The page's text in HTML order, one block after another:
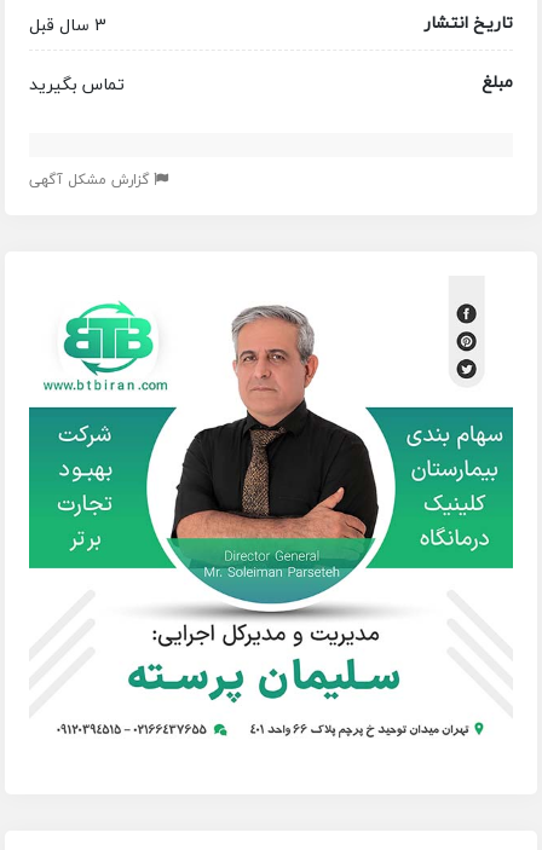
تاریخ انتشار
3 سال قبل
مبلغ
تماس بگیرید
گزارش مشکل آگهی